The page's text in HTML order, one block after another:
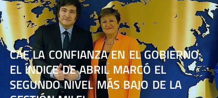
CAE LA CONFIANZA EN EL GOBIERNO:
EL ÍNDICE DE ABRIL MARCÓ EL
SEGUNDO NIVEL MÁS BAJO DE LA